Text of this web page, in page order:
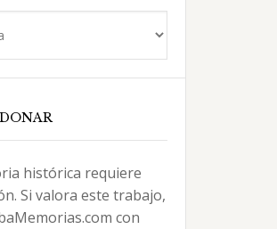
DONAR
histórica requiere
Si valora este trabajo,
con